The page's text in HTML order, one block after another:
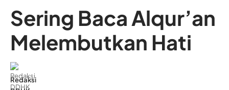
Sering Baca Alqur’an
Melembutkan Hati
Redaksi